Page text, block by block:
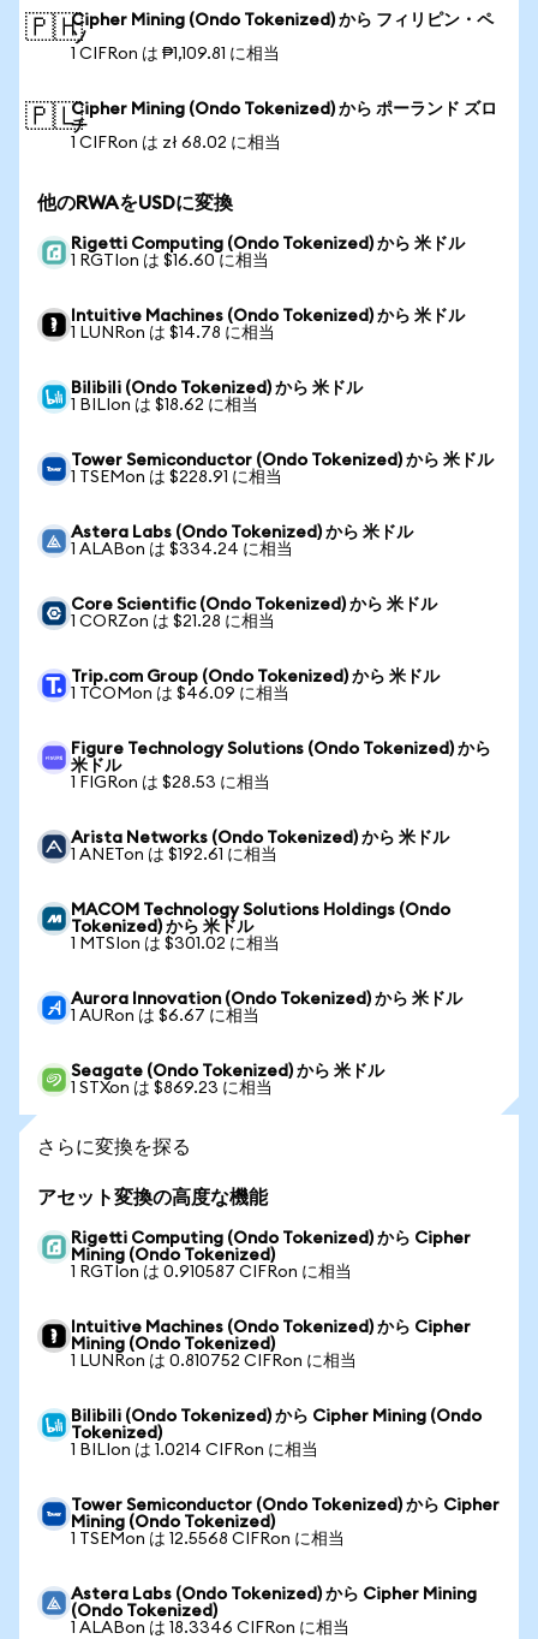
🇵🇭Cipher Mining (Ondo Tokenized) から フィリピン・ペ
ソ
1 CIFRon は ₱1,109.81 に相当
🇵🇱Cipher Mining (Ondo Tokenized) から ポーランド ズロ
チ
1 CIFRon は zł 68.02 に相当
他のRWAをUSDに変換
Rigetti Computing (Ondo Tokenized) から 米ドル
1 RGTIon は $16.60 に相当
Intuitive Machines (Ondo Tokenized) から 米ドル
1 LUNRon は $14.78 に相当
Bilibili (Ondo Tokenized) から 米ドル
1 BILIon は $18.62 に相当
Tower Semiconductor (Ondo Tokenized) から 米ドル
1 TSEMon は $228.91 に相当
Astera Labs (Ondo Tokenized) から 米ドル
1 ALABon は $334.24 に相当
Core Scientific (Ondo Tokenized) から 米ドル
1 CORZon は $21.28 に相当
Trip.com Group (Ondo Tokenized) から 米ドル
1 TCOMon は $46.09 に相当
Figure Technology Solutions (Ondo Tokenized) から
米ドル
1 FIGRon は $28.53 に相当
Arista Networks (Ondo Tokenized) から 米ドル
1 ANETon は $192.61 に相当
MACOM Technology Solutions Holdings (Ondo
Tokenized) から 米ドル
1 MTSIon は $301.02 に相当
Aurora Innovation (Ondo Tokenized) から 米ドル
1 AURon は $6.67 に相当
Seagate (Ondo Tokenized) から 米ドル
1 STXon は $869.23 に相当
さらに変換を探る
アセット変換の高度な機能
Rigetti Computing (Ondo Tokenized) から Cipher
Mining (Ondo Tokenized)
1 RGTIon は 0.910587 CIFRon に相当
Intuitive Machines (Ondo Tokenized) から Cipher
Mining (Ondo Tokenized)
1 LUNRon は 0.810752 CIFRon に相当
Bilibili (Ondo Tokenized) から Cipher Mining (Ondo
Tokenized)
1 BILIon は 1.0214 CIFRon に相当
Tower Semiconductor (Ondo Tokenized) から Cipher
Mining (Ondo Tokenized)
1 TSEMon は 12.5568 CIFRon に相当
Astera Labs (Ondo Tokenized) から Cipher Mining
(Ondo Tokenized)
1 ALABon は 18.3346 CIFRon に相当